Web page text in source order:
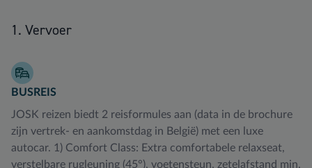
1. Vervoer
BUSREIS
JOSK reizen biedt 2 reisformules aan (data in de brochure
zijn vertrek- en aankomstdag in België) met een luxe
autocar. 1) Comfort Class: Extra comfortabele relaxseat,
verstelbare rugleuning (45°), voetensteun, zetelafstand min.